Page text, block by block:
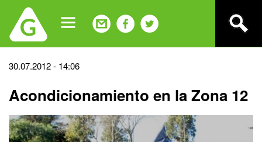
navigation
Back
top
30.07.2012 - 14:06
Acondicionamiento en la Zona 12